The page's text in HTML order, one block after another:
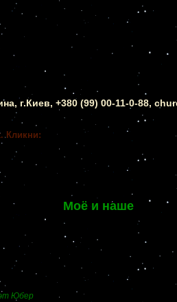
г.Киев, +380 (99) 00-11-0-88,
Кликни:
Моё и наше